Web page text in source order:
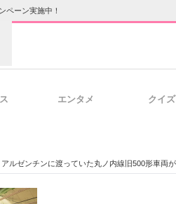
ペーン実施中！
ネスと働き方のヒント
エンタメ クイズ
アルゼンチンに渡っていた丸ノ内線旧500形車両